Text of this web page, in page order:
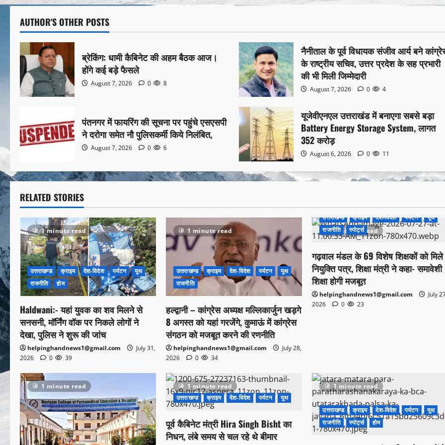
AUTHOR'S OTHER POSTS
ब्रेकिंग: धामी कैबिनेट की अहम बैठक आज।
होंगे कई बड़े फैसले
August 7, 2026 0 8
नैनीताल के पूर्व विधायक संजीव आर्य बने
के राष्ट्रीय सचिव, उत्तर प्रदेश के सह प्रभारी
की भी मिली जिम्मेदारी
August 7, 2026 0 4
पंतनगर में फायरिंग की सूचना पर पहुंचे एसएसपी
ने दरोगा समेत नौ पुलिसकर्मी किये निलंबित,
August 7, 2026 0 6
यूजेवीएनएल उत्तराखंड में बनाएगा सबसे बड़ा
Battery Energy Storage System, लागत
352 करोड़
August 6, 2026 0 11
RELATED STORIES
1 minute read
उत्तराखण्ड क्राइम देश-विदेश पर्यटन
यूथ
राजनीति
होम
Haldwani:- यहां युवक का शव मिलने से
सनसनी, मॉर्निंग वॉक पर निकले लोगों ने
देखा, पुलिस ने शुरू की जांच
helpinghandnews1@gmail.com
July 31,
2026
0 39
1 minute read
उत्तराखण्ड क्राइम देश-विदेश पर्यटन
यूथ
राजनीति
हल्द्वानी – कांग्रेस अध्यक्ष मल्लिकार्जुन खड़गे
8 अगस्त को यहां गरजेंगे, कुमाऊं में कांग्रेस
संगठन को मजबूत करने की रणनीति
helpinghandnews1@gmail.com
July 28,
2026
0 34
1 minute read
उत्तराखण्ड क्राइम देश-विदेश पर्यटन
यूथ
राजनीति
स्पोर्ट्स
गढ़वाल मंडल के 69 विशेष शिक्षकों को मिले
नियुक्ति पत्र, शिक्षा मंत्री ने कहा- समावेशी
शिक्षा होगी मजबूत
helpinghandnews1@gmail.com
July
2026
0 23
1 minute read
1 minute read
उत्तराखण्ड
क्राइम देश-विदेश पर्यटन यूथ
पूर्व कैबिनेट मंत्री Hira Singh Bisht का
निधन, लंबे समय से चल रहे थे बीमार
1 minute read
उत्तराखण्ड क्राइम देश-विदेश पर्यटन
यूथ
राजनीति
स्पोर्ट्स होम